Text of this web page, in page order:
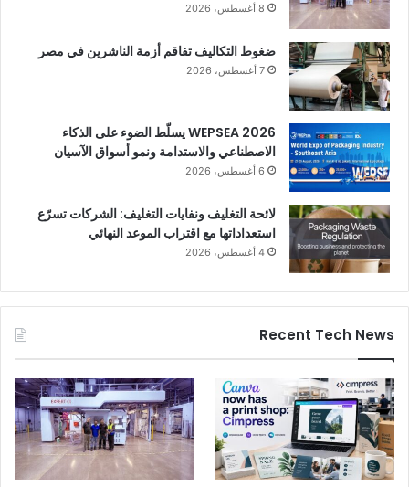
8 أغسطس، 2026
ضغوط التكاليف تفاقم أزمة الناشرين في مصر
7 أغسطس، 2026
WEPSEA 2026 يسلّط الضوء على الذكاء
الاصطناعي والاستدامة ونمو أسواق الآسيان
6 أغسطس، 2026
لائحة التغليف ونفايات التغليف: الشركات تسرّع
استعداداتها مع اقتراب الموعد النهائي
4 أغسطس، 2026
Recent Tech News